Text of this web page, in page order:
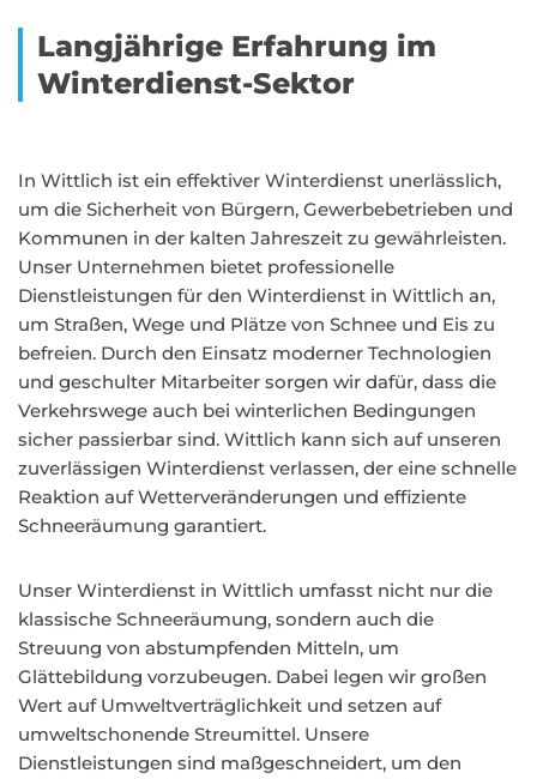
Langjährige Erfahrung im
Winterdienst-Sektor
In Wittlich ist ein effektiver Winterdienst unerlässlich,
um die Sicherheit von Bürgern, Gewerbebetrieben und
Kommunen in der kalten Jahreszeit zu gewährleisten.
Unser Unternehmen bietet professionelle
Dienstleistungen für den Winterdienst in Wittlich an,
um Straßen, Wege und Plätze von Schnee und Eis zu
befreien. Durch den Einsatz moderner Technologien
und geschulter Mitarbeiter sorgen wir dafür, dass die
Verkehrswege auch bei winterlichen Bedingungen
sicher passierbar sind. Wittlich kann sich auf unseren
zuverlässigen Winterdienst verlassen, der eine schnelle
Reaktion auf Wetterveränderungen und effiziente
Schneeräumung garantiert.
Unser Winterdienst in Wittlich umfasst nicht nur die
klassische Schneeräumung, sondern auch die
Streuung von abstumpfenden Mitteln, um
Glättebildung vorzubeugen. Dabei legen wir großen
Wert auf Umweltverträglichkeit und setzen auf
umweltschonende Streumittel. Unsere
Dienstleistungen sind maßgeschneidert, um den